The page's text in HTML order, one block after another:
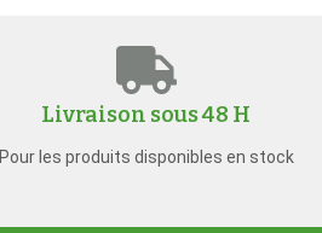
Livraison sous 48 H
Pour les produits disponibles en stock